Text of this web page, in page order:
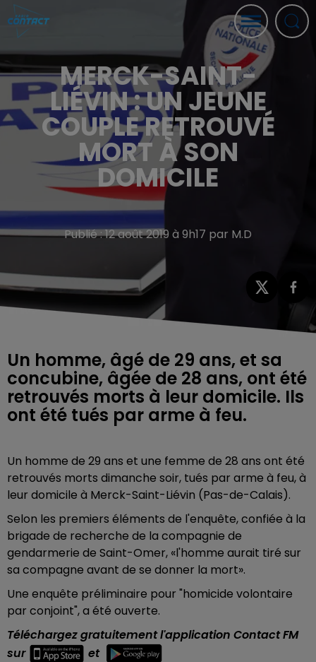
MERCK-SAINT-
LIÉVIN : UN JEUNE
COUPLE RETROUVÉ
MORT À SON
DOMICILE
Publié : 12 août 2019 à 9h17 par M.D
Un homme, âgé de 29 ans, et sa
concubine, âgée de 28 ans, ont été
retrouvés morts à leur domicile. Ils
ont été tués par arme à feu.
Un homme de 29 ans et une femme de 28 ans ont été
retrouvés morts dimanche soir, tués par arme à feu, à
leur domicile à Merck-Saint-Liévin (Pas-de-Calais).
Selon les premiers éléments de l'enquête, confiée à la
brigade de recherche de la compagnie de
gendarmerie de Saint-Omer, «l'homme aurait tiré sur
sa compagne avant de se donner la mort».
Une enquête préliminaire pour "homicide volontaire
par conjoint", a été ouverte.
Téléchargez gratuitement l'application Contact FM
sur
et